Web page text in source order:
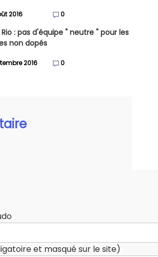
2016 0
: pas d'équipe " neutre " pour les
non dopés
2016 0
et masqué sur le site)